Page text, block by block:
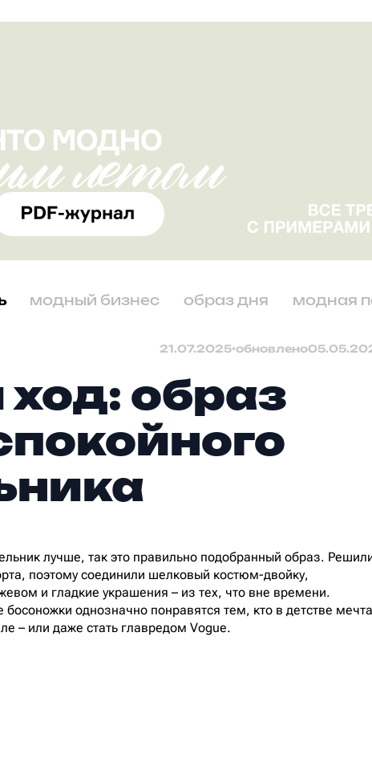
модный бизнес образ дня модная
21.07.2025•обновлено
образ
лучше, так это правильно подобранный образ.
поэтому соединили шелковый костюм-двойку,
и гладкие украшения – из тех, что вне времени.
однозначно понравятся тем, кто в детстве
– или даже стать главредом Vogue.